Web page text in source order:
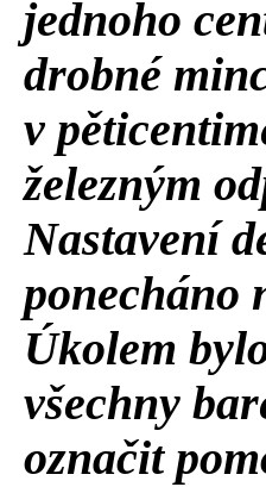
jednoho
drobné
v
železným
Nastavení
ponecháno
Úkolem
všechny
označit